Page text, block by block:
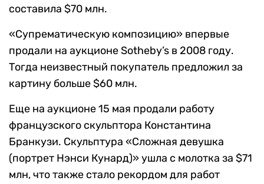
составила $70 млн.
«Супрематическую композицию» впервые
продали на аукционе Sotheby’s в 2008 году.
Тогда неизвестный покупатель предложил за
картину больше $60 млн.
Еще на аукционе 15 мая продали работу
французского скульптора Константина
Бранкузи. Скульптура «Сложная девушка
(портрет Нэнси Кунард)» ушла с молотка за $71
млн, что также стало рекордом для работ